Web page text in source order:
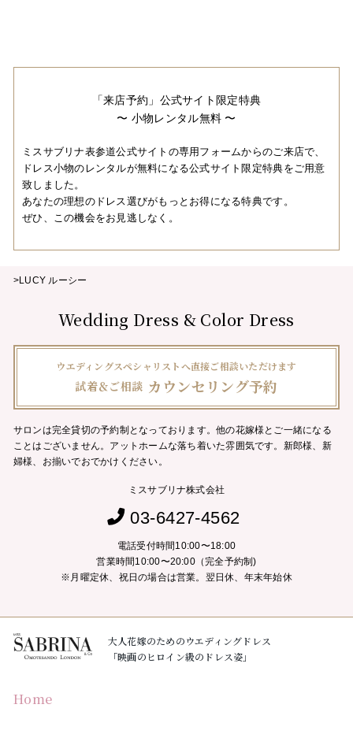
「来店予約」公式サイト限定特典
〜 小物レンタル無料 〜
ミスサブリナ表参道公式サイトの専用フォームからのご来店で、
ドレス小物のレンタルが無料になる公式サイト限定特典をご用意
致しました。
あなたの理想のドレス選びがもっとお得になる特典です。
ぜひ、この機会をお見逃しなく。
>LUCY ルーシー
Wedding Dress & Color Dress
ウエディングスペシャリストへ直接ご相談いただけます
試着＆ご相談 カウンセリング予約
サロンは完全貸切の予約制となっております。他の花嫁様とご一緒になる
ことはございません。 アットホームな落ち着いた雰囲気です。新郎様、新
婦様、お揃いでおでかけください。
ミスサブリナ株式会社
03-6427-4562
電話受付時間10:00〜18:00
営業時間10:00〜20:00（完全予約制)
※月曜定休、祝日の場合は営業。翌日休、年末年始休
大人花嫁のためのウエディングドレス
「映画のヒロイン級のドレス姿」
Home